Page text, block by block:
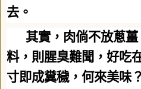
去。
其實，肉倘不放蔥
料，則腥臭難聞，好吃
寸即成糞穢，何來美味